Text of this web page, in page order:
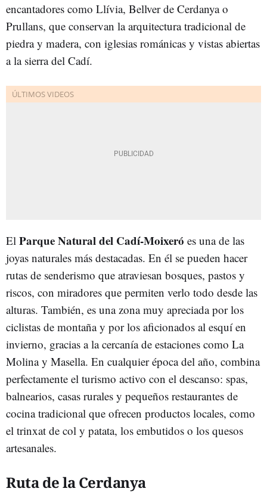
encantadores como Llívia, Bellver de Cerdanya o
Prullans, que conservan la arquitectura tradicional de
piedra y madera, con iglesias románicas y vistas abiertas
a la sierra del Cadí.
El Parque Natural del Cadí-Moixeró es una de las
joyas naturales más destacadas. En él se pueden hacer
rutas de senderismo que atraviesan bosques, pastos y
riscos, con miradores que permiten verlo todo desde las
alturas. También, es una zona muy apreciada por los
ciclistas de montaña y por los aficionados al esquí en
invierno, gracias a la cercanía de estaciones como La
Molina y Masella. En cualquier época del año, combina
perfectamente el turismo activo con el descanso: spas,
balnearios, casas rurales y pequeños restaurantes de
cocina tradicional que ofrecen productos locales, como
el trinxat de col y patata, los embutidos o los quesos
artesanales.
Ruta de la Cerdanya